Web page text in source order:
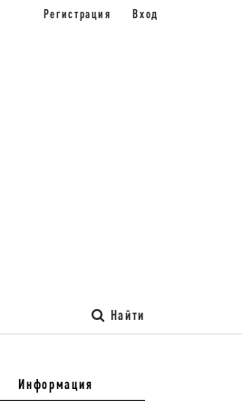
Найти
Регистрация Вход
Информация